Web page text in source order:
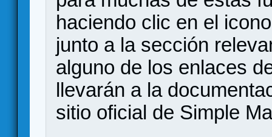
haciendo clic en el
junto a la sección
alguno de los enlaces
llevarán a la
sitio oficial de Simple